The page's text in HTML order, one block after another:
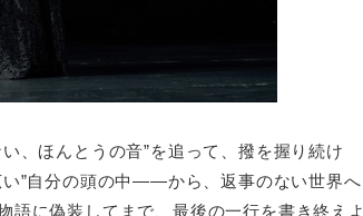
、ほんとうの音”を追って、撥を握り続け
”自分の頭の中——から、返事のない世界へ
語に偽装してまで、最後の一行を書き終えよ